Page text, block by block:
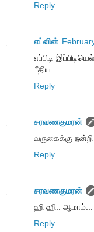
Reply
எட்வின்
எப்பிடி
பீதிய
Reply
சரவணகுமரன்
வருகைக்கு
Reply
சரவணகுமரன்
ஹி ஹி..
Reply